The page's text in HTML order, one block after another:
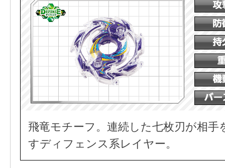
飛竜モチーフ。連続した七枚刃が相手
すディフェンス系レイヤー。